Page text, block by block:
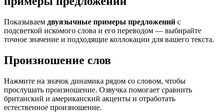
Показываем двуязычные примеры предложений с
подсветкой искомого слова и его переводом — выбирайте
точное значение и подходящие коллокации для вашего текста.
Произношение слов
Нажмите на значок динамика рядом со словом, чтобы
прослушать произношение. Озвучка помогает сравнить
британский и американский акценты и отработать
естественное произношение.